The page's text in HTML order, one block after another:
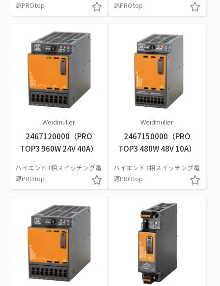
源PROtop
源PROtop
Weidmüller
2467120000（PRO
TOP3 960W 24V 40A）
ハイエンド3相スイッチング電
源PROtop
Weidmüller
2467150000（PRO
TOP3 480W 48V 10A）
ハイエンド3相スイッチング電
源PROtop